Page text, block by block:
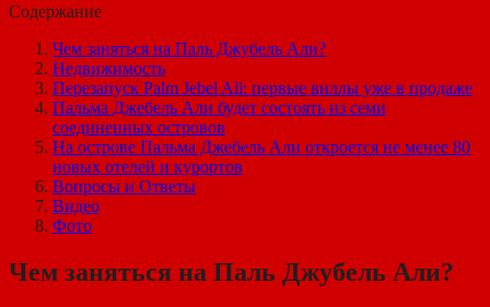
Содержание
Чем заняться на Паль Джубель Али?
Недвижимость
Перезапуск Palm Jebel Ali: первые виллы уже в продаже
Пальма Джебель Али будет состоять из семи
соединенных островов
На острове Пальма Джебель Али откроется не менее 80
новых отелей и курортов
Вопросы и Ответы
Видео
Фото
Чем заняться на Паль Джубель Али?